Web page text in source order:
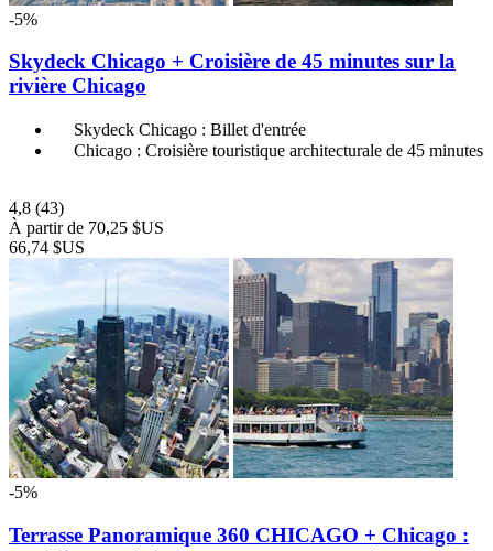
-5%
Skydeck Chicago + Croisière de 45 minutes sur la
rivière Chicago
Skydeck Chicago : Billet d'entrée
Chicago : Croisière touristique architecturale de 45 minutes
4,8 (43)
À partir de 70,25 $US
66,74 $US
-5%
Terrasse Panoramique 360 CHICAGO + Chicago :